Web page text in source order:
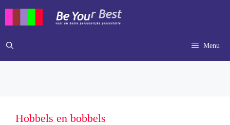
inhoud
Menu
Hobbels en bobbels